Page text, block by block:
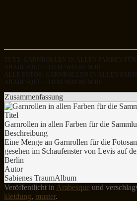
TEXT: GARNROLLEN IN ALLEN FARBEN
ARABESQUE ©TRAUMALBUM.DE
ALLE FOTOS: GARNROLLEN IN ALLEN
ARABESQUE ©TRAUMALBUM.DE
Zusammenfassung
Titel
Garnrollen in allen Farben für die
Beschreibung
Eine Menge an Garnrollen für die
gesehen im Schaufenster von Levis auf
Berlin
Autor
Sabienes TraumAlbum
Veröffentlicht in Arabesque und
kleidung, muster.